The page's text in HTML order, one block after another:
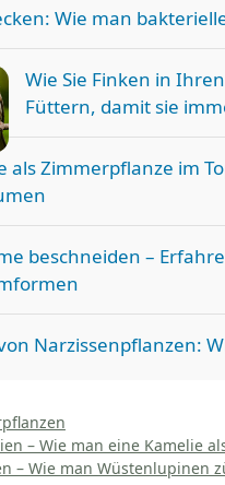
Wie man
Wie Sie Finken in
Füttern, damit sie
als Zimmerpflanze im
beschneiden –
Narzissenpflanzen:
– Wie man eine Kamelie
– Wie man Wüstenlupinen